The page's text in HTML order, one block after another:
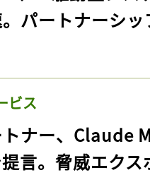
パートナーシ
ビス
トナー、Claude
言。脅威エク